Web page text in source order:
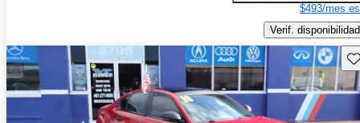
$493/mes
Verif. disponibilidad